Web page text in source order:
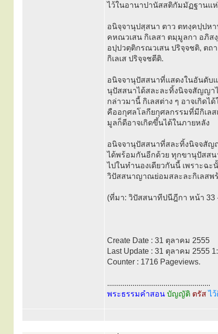
ไว้ในอานาปานัสสติกัมมัฏฐานแ
อนิจฺจานุปสฺสนา ตาว ตทงฺคปฺปห
คหณวเสน กิเลสา ตมฺมูลกา อภิส
อปฺปวตฺติกรณวเสน ปริจฺจชติ, ตถ
กิเลเส ปริจฺจชตีติ.
อนิจจานุปัสสนาที่แสดงในอันดับ
นุปัสสนาได้สละละทิ้งนิจจสัญญา
กล่าวมานี้ กิเลสต่าง ๆ อาจเกิด
คืออกุศลโลกียกุศลกรรมที่มีกิเล
มูลก็ดีอาจเกิดขึ้นได้ในภายหลัง
อนิจจานุปัสสนาที่สละทิ้งนิจจสัญ
ได้พร้อมกันอีกด้วย ทุกขานุปัสส
ไปในทำนองเดียวกันนี้ เพราะฉ
วิปัสสนาญาณย่อมสละละกิเลสพ
(ที่มา: วิปัสสนาทีปนีฎีกา หน้า 33
Create Date : 31 ตุลาคม 2555
Last Update : 31 ตุลาคม 2555
Counter : 1716 Pageviews.
.....................................................
พระธรรมคำสอน บัญญัติ ตรัสไ